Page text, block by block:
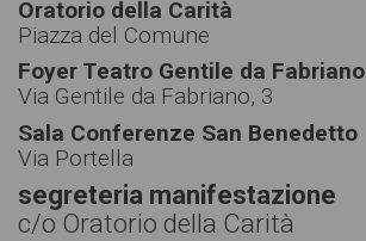
Oratorio della Carità
Piazza del Comune
Foyer Teatro Gentile da Fabriano
Via Gentile da Fabriano, 3
Sala Conferenze San Benedetto
Via Portella
segreteria manifestazione
c/o Oratorio della Carità